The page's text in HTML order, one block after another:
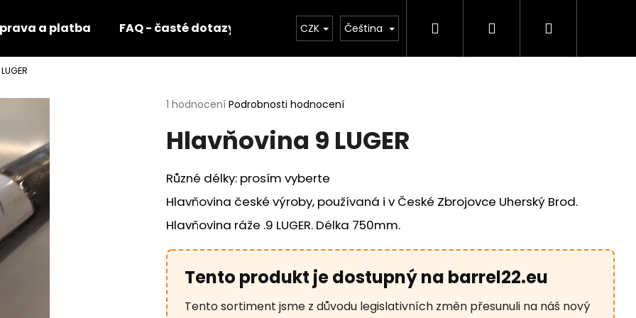
a platba FAQ - časté dotazy Fotogalerie Důležité legislativní změny od 1. 1. 2026
CZK Čeština Hledat PřihlášeníNákupní
Průměrné
produktu
je
z
5
hvězdiček.
1 hodnocení Podrobnosti hodnocení
Hlavňovina 9 LUGER
Různé délky: prosím vyberte
Hlavňovina české výroby, používaná i v České Zbrojovce Uherský Brod.
Hlavňovina ráže .9 LUGER. Délka 750mm.
Tento produkt je dostupný na barrel22.eu
Tento sortiment jsme z důvodu legislativních změn přesunuli na náš nový
Co potřebujete najít?
HLEDAT
Následující